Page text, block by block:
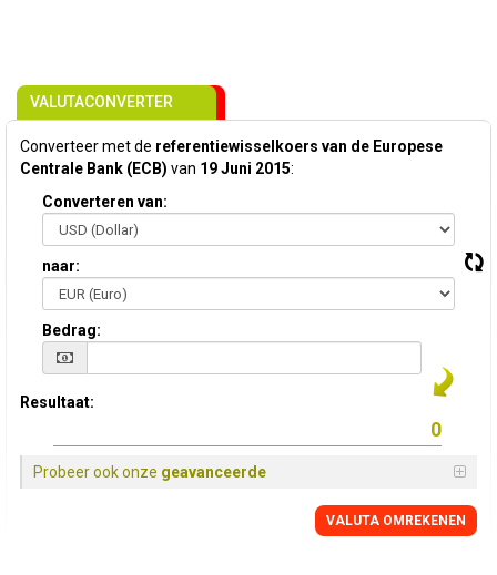
VALUTACONVERTER
Converteer met de referentiewisselkoers van de Europese
Centrale Bank (ECB) van 19 Juni 2015:
Converteren van:
naar:
Bedrag:
Resultaat:
Probeer ook onze geavanceerde
VALUTA OMREKENEN